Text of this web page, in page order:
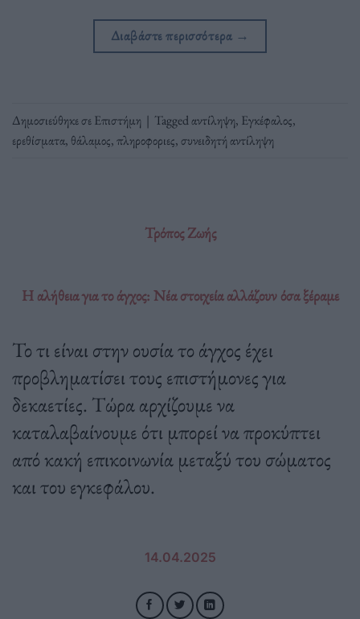
Διαβάστε περισσότερα →
Δημοσιεύθηκε σεΕπιστήμη | Taggedαντίληψη, Εγκέφαλος,
ερεθίσματα, θάλαμος,πληροφοριες,συνειδητή αντίληψη
Τρόπος Ζωής
Η αλήθεια για το άγχος: Νέα στοιχεία αλλάζουν όσα ξέραμε
Το τι είναι στην ουσία το άγχος έχει
προβληματίσει τους επιστήμονες για
δεκαετίες. Τώρα αρχίζουμε να
καταλαβαίνουμε ότι μπορεί να προκύπτει
από κακή επικοινωνία μεταξύ του σώματος
και του εγκεφάλου.
14.04.2025